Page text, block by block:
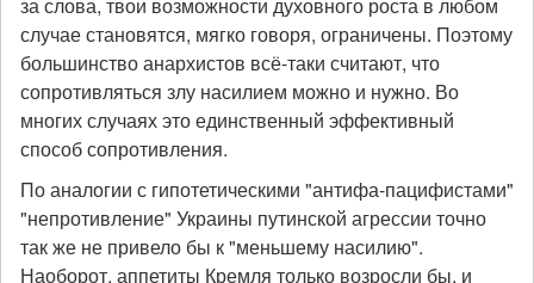
случае становятся, мягко говоря, ограничены. Поэтому
большинство анархистов всё-таки считают, что
сопротивляться злу насилием можно и нужно. Во
многих случаях это единственный эффективный
способ сопротивления.
По аналогии с гипотетическими "антифа-пацифистами"
"непротивление" Украины путинской агрессии точно
так же не привело бы к "меньшему насилию".
Наоборот, аппетиты Кремля только возросли бы, и